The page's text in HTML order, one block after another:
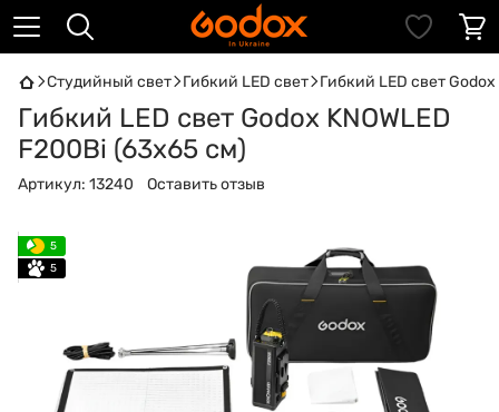
Студийный свет Гибкий LED свет Гибкий LED свет
Гибкий LED свет Godox KNOWLED
F200Bi (63х65 см)
Артикул: 13240 Оставить отзыв
5
5